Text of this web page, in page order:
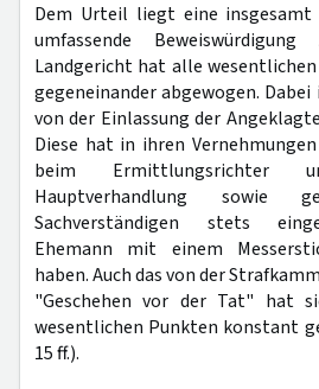
Dem Urteil liegt eine
umfassende Beweiswürdigung
Landgericht hat alle
gegeneinander abgewogen.
von der Einlassung der
Diese hat in ihren
beim
Hauptverhandlung sowie
Sachverständigen stets
Ehemann mit einem
haben. Auch das von der
"Geschehen vor der Tat" hat
wesentlichen Punkten konstant
15 ff.).